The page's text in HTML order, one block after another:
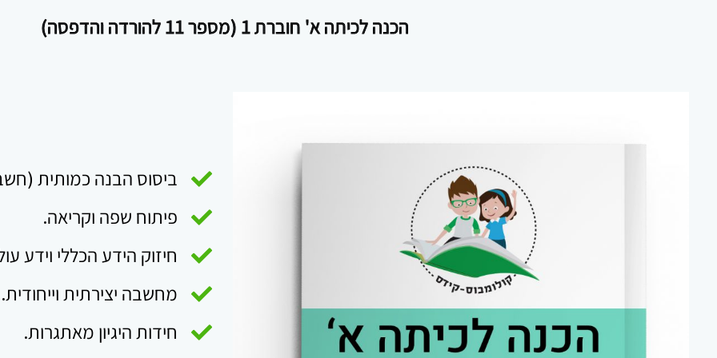
הכנה לכיתה א' חוברת 1 (מספר 11 להורדה והדפסה)
ביסוס הבנה כמותית
פיתוח שפה וקריאה.
חיזוק הידע הכללי וידע
מחשבה יצירתית וייחודית.
חידות היגיון מאתגרות.